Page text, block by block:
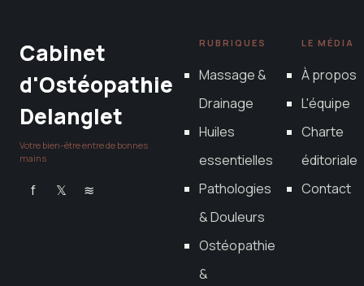
Cabinet
d'Ostéopathie
Delanglet
Votre bien-être entre de bonnes
mains
f 𝕏 ≋
RUBRIQUES
Massage &
Drainage
Huiles
essentielles
Pathologies
& Douleurs
Ostéopathie
&
LE MÉDIA
À propos
L'équipe
Charte
éditoriale
Contact